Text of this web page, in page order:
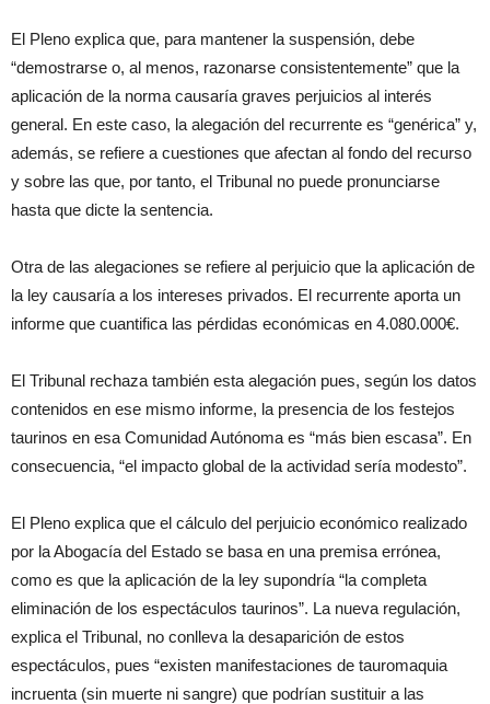
El Pleno explica que, para mantener la suspensión, debe
“demostrarse o, al menos, razonarse consistentemente” que la
aplicación de la norma causaría graves perjuicios al interés
general. En este caso, la alegación del recurrente es “genérica” y,
además, se refiere a cuestiones que afectan al fondo del recurso
y sobre las que, por tanto, el Tribunal no puede pronunciarse
hasta que dicte la sentencia.
Otra de las alegaciones se refiere al perjuicio que la aplicación de
la ley causaría a los intereses privados. El recurrente aporta un
informe que cuantifica las pérdidas económicas en 4.080.000€.
El Tribunal rechaza también esta alegación pues, según los datos
contenidos en ese mismo informe, la presencia de los festejos
taurinos en esa Comunidad Autónoma es “más bien escasa”. En
consecuencia, “el impacto global de la actividad sería modesto”.
El Pleno explica que el cálculo del perjuicio económico realizado
por la Abogacía del Estado se basa en una premisa errónea,
como es que la aplicación de la ley supondría “la completa
eliminación de los espectáculos taurinos”. La nueva regulación,
explica el Tribunal, no conlleva la desaparición de estos
espectáculos, pues “existen manifestaciones de tauromaquia
incruenta (sin muerte ni sangre) que podrían sustituir a las